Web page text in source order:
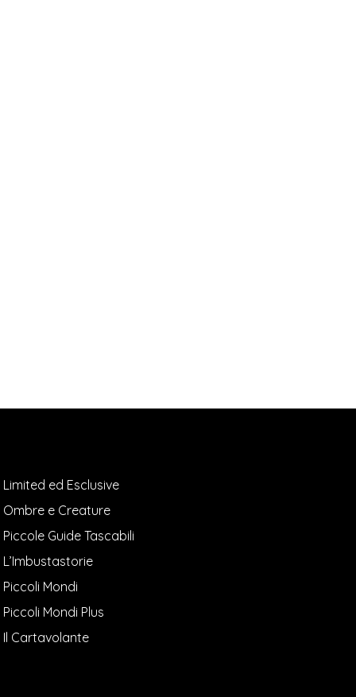
Limited ed Esclusive
Ombre e Creature
Piccole Guide Tascabili
L’Imbustastorie
Piccoli Mondi
Piccoli Mondi Plus
Il Cartavolante